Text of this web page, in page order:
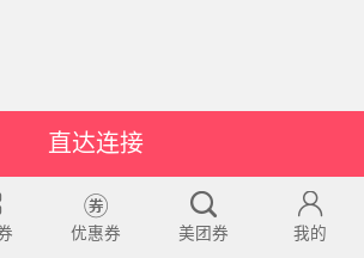
直达连接
优惠券 美团券 我的